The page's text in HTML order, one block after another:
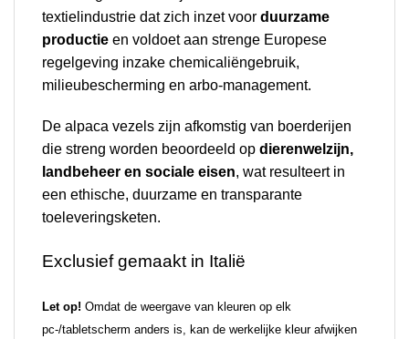
textielindustrie dat zich inzet voor duurzame
productie en voldoet aan strenge Europese
regelgeving inzake chemicaliëngebruik,
milieubescherming en arbo-management.
De alpaca vezels zijn afkomstig van boerderijen
die streng worden beoordeeld op dierenwelzijn,
landbeheer en sociale eisen, wat resulteert in
een ethische, duurzame en transparante
toeleveringsketen.
Exclusief gemaakt in Italië
Let op! Omdat de weergave van kleuren op elk
pc-/tabletscherm anders is, kan de werkelijke kleur afwijken